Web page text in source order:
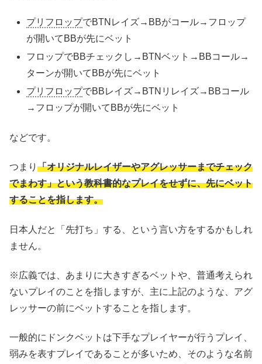
プリフロップでBTNレイズ→BBがコール→フロップ
が開いてBBが先にベット
フロップでBBチェックし→BTNベット→BBコール→
ターンが開いてBBが先にベット
プリフロップでBBレイズ→BTNリレイズ→BBコール
→フロップが開いてBBが先にベット
などです。
つまり 「オリジナルレイザーやアグレッサーまでチェック
でまわす」という教科書的なプレイをせずに、先にベット
することを指します。
日本人だと「先打ち」する、という言い方をするかもしれ
ません。
※広義では、あまりに大きすぎるベットや、普通考えられ
ないプレイのことを指しますが、主に上記のような、アグ
レッサーの前にベットすることを指します。
一般的にドンクベットは下手なプレイヤーが行うプレイ、
弱みを表すプレイであることが多いため、そのような名前